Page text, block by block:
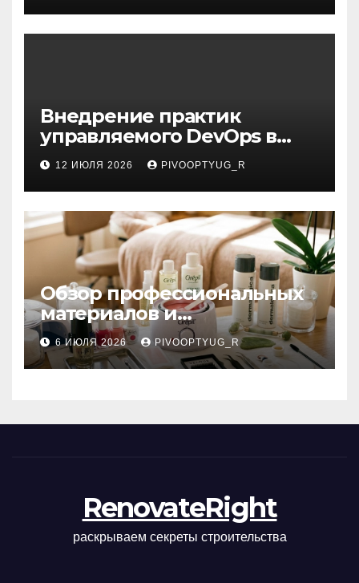
Внедрение практик
управляемого DevOps в
корпоративную ИТ-
инфраструктуру
12 ИЮЛЯ 2026 PIVOOPTYUG_R
Обзор профессиональных
материалов и
инструментов для
маникюра, депиляции,
наращивания ресниц и
6 ИЮЛЯ 2026 PIVOOPTYUG_R
RenovateRight
раскрываем секреты строительства